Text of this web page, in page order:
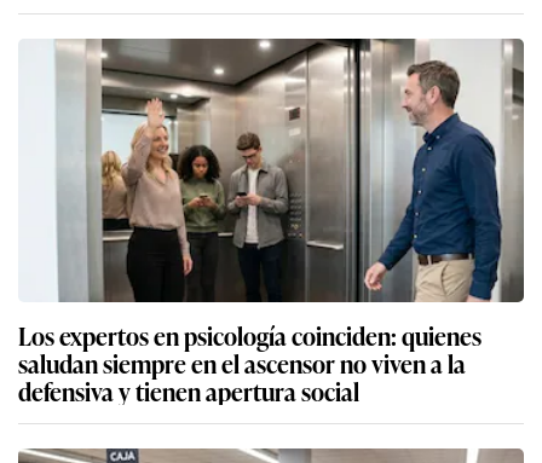
Los expertos en psicología coinciden: quienes
saludan siempre en el ascensor no viven a la
defensiva y tienen apertura social